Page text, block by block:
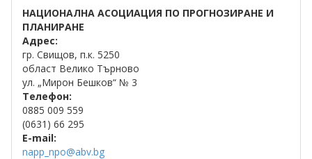
НАЦИОНАЛНА АСОЦИАЦИЯ ПО ПРОГНОЗИРАНЕ И
ПЛАНИРАНЕ
Адрес:
гр. Свищов, п.к. 5250
област Велико Търново
ул. „Мирон Бешков“ № 3
Телефон:
0885 009 559
(0631) 66 295
E-mail:
napp_nрo@abv.bg